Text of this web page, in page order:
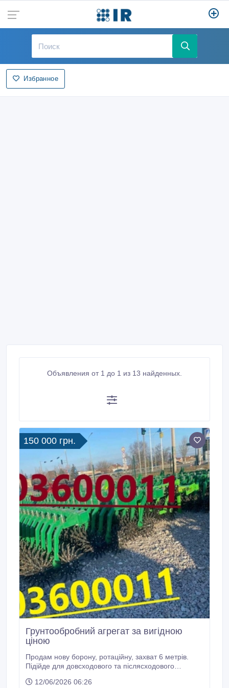
Избранное
Объявления от 1 до 1 из 13 найденных.
150 000 грн.
Грунтообробний агрегат за вигідною
ціною
Продам нову борону, ротаційну, захват 6 метрів.
Підійде для довсходового та післясходового
просапних, технічних). Справиться з задачами
12/06/2026 06:26